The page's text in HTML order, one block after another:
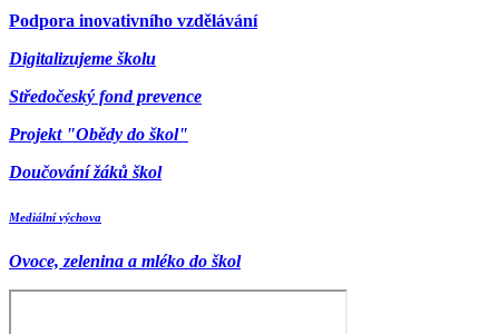
Podpora inovativního vzdělávání
Digitalizujeme školu
Středočeský fond prevence
Projekt "Obědy do škol"
Doučování žáků škol
Mediální výchova
Ovoce, zelenina a mléko do škol